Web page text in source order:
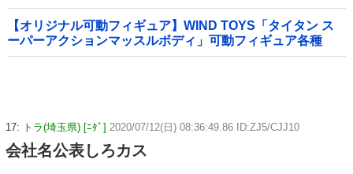
【オリジナル可動フィギュア】WIND TOYS「タイタン ス
ーパーアクションマッスルボディ」可動フィギュア各種
【予約開始】
17: トラ(埼玉県) [ﾆﾀﾞ] 2020/07/12(日) 08:36:49.86 ID:ZJ5/CJJ10
会社名公表しろカス